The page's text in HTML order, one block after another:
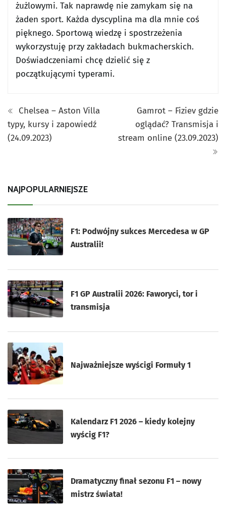
żużlowymi. Tak naprawdę nie zamykam się na
żaden sport. Każda dyscyplina ma dla mnie coś
pięknego. Sportową wiedzę i spostrzeżenia
wykorzystuję przy zakładach bukmacherskich.
Doświadczeniami chcę dzielić się z
początkującymi typerami.
Chelsea – Aston Villa
typy, kursy i zapowiedź
(24.09.2023)
Gamrot – Fiziev gdzie
oglądać? Transmisja i
stream online (23.09.2023)
NAJPOPULARNIEJSZE
F1: Podwójny sukces Mercedesa w GP
Australii!
F1 GP Australii 2026: Faworyci, tor i
transmisja
Najważniejsze wyścigi Formuły 1
Kalendarz F1 2026 – kiedy kolejny
wyścig F1?
Dramatyczny finał sezonu F1 – nowy
mistrz świata!